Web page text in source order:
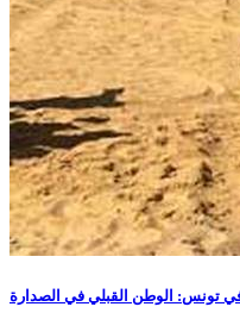
تونس: الوطن القبلي في الصدارة